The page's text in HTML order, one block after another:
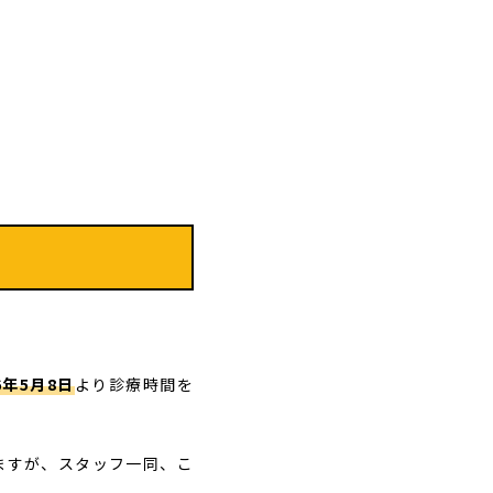
5月8日より診療時間を
が、スタッフ一同、こ